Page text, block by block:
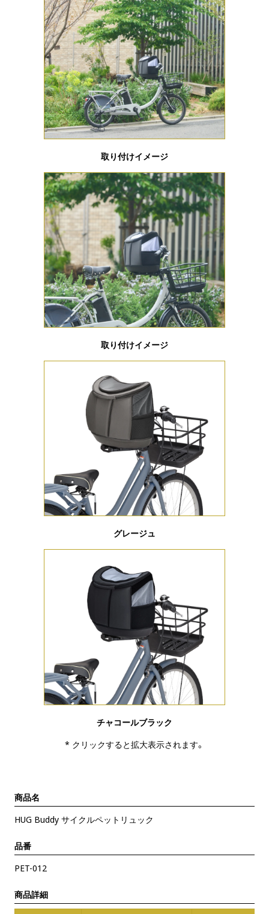
取り付けイメージ
取り付けイメージ
グレージュ
チャコールブラック
* クリックすると拡大表示されます。
商品名
HUG Buddy サイクルペットリュック
品番
PET-012
商品詳細